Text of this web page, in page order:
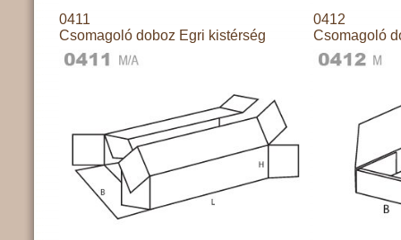
0411
Csomagoló doboz Egri kistérség
0412
Csomagoló